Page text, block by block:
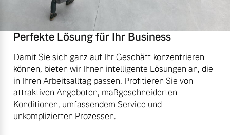
Perfekte Lösung für Ihr Business
Damit Sie sich ganz auf Ihr Geschäft konzentrieren
können, bieten wir Ihnen intelligente Lösungen an, die
in Ihren Arbeitsalltag passen. Profitieren Sie von
attraktiven Angeboten, maßgeschneiderten
Konditionen, umfassendem Service und
unkomplizierten Prozessen.